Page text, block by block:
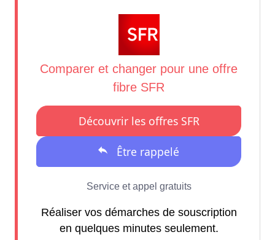
Réaliser vos démarches de souscription
en quelques minutes seulement.